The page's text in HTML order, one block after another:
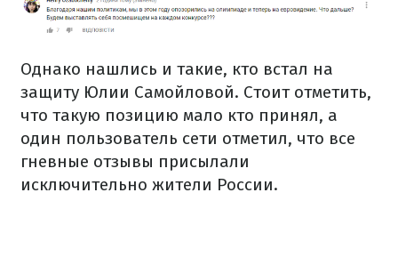
Однако нашлись и такие, кто встал на
защиту Юлии Самойловой. Стоит отметить,
что такую позицию мало кто принял, а
один пользователь сети отметил, что все
гневные отзывы присылали
исключительно жители России.